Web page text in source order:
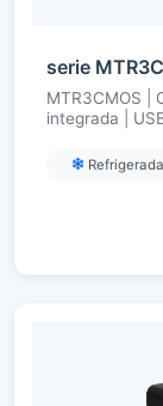
serie
MTR3CMOS |
integrada |
Refrigerada